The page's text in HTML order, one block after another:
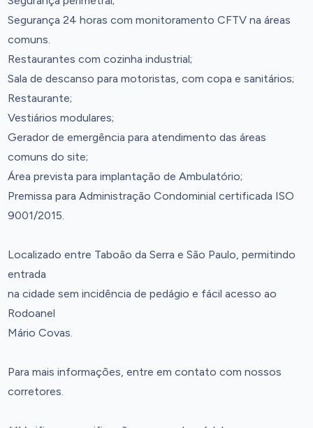
Segurança 24 horas com monitoramento CFTV na áreas
comuns.
Restaurantes com cozinha industrial;
Sala de descanso para motoristas, com copa e sanitários;
Restaurante;
Vestiários modulares;
Gerador de emergência para atendimento das áreas
comuns do site;
Área prevista para implantação de Ambulatório;
Premissa para Administração Condominial certificada ISO
9001/2015.
Localizado entre Taboão da Serra e São Paulo, permitindo
entrada
na cidade sem incidência de pedágio e fácil acesso ao
Rodoanel
Mário Covas.
Para mais informações, entre em contato com nossos
corretores.